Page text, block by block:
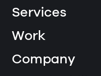
Services
Work
Company